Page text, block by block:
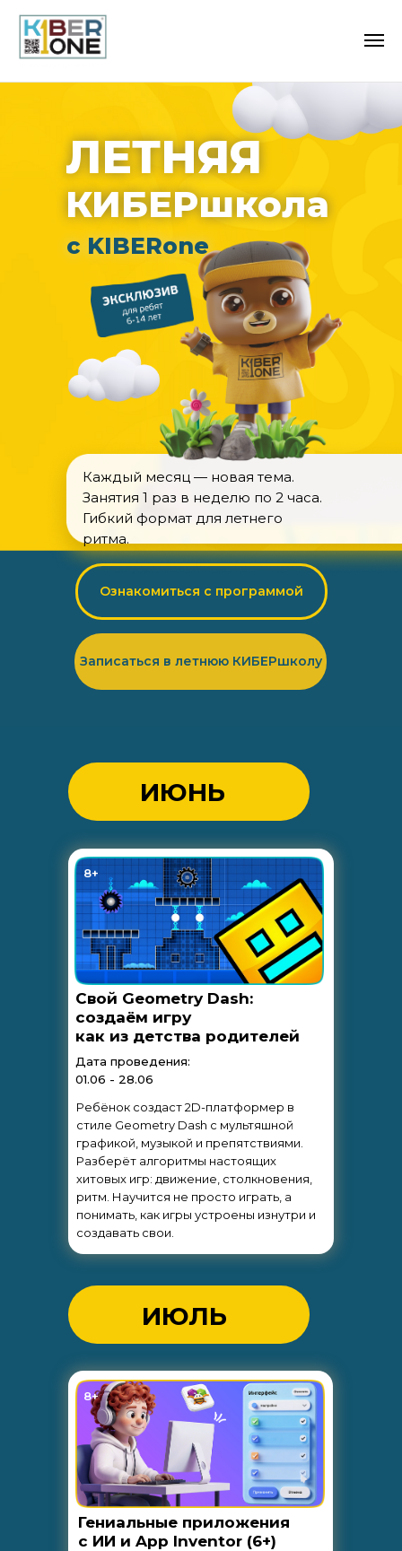
Записаться в летнюю КИБЕРшколу
с KIBERone
ЛЕТНЯЯ
КИБЕРшкола
Каждый месяц — новая тема.
Занятия 1 раз в неделю по 2 часа.
Гибкий формат для летнего
ритма.
Ознакомиться с программой
8+
Гениальные приложения
с ИИ и App Inventor (6+)
8+
Свой Geometry Dash:
создаём игру
как из детства родителей
Дата проведения:
01.06 - 28.06
Ребёнок создаст 2D-платформер в
стиле Geometry Dash с мультяшной
графикой, музыкой и препятствиями.
Разберёт алгоритмы настоящих
хитовых игр: движение, столкновения,
ритм. Научится не просто играть, а
понимать, как игры устроены изнутри и
создавать свои.
ИЮНЬ
ИЮЛЬ